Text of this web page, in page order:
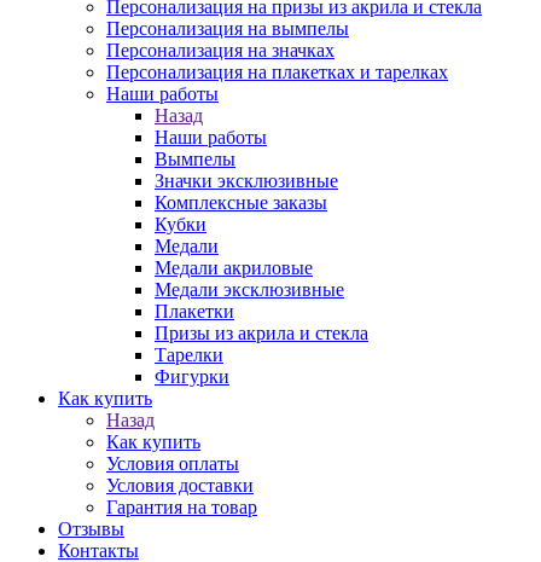
Персонализация на призы из акрила и стекла
Персонализация на вымпелы
Персонализация на значках
Персонализация на плакетках и тарелках
Наши работы
Назад
Наши работы
Вымпелы
Значки эксклюзивные
Комплексные заказы
Кубки
Медали
Медали акриловые
Медали эксклюзивные
Плакетки
Призы из акрила и стекла
Тарелки
Фигурки
Как купить
Назад
Как купить
Условия оплаты
Условия доставки
Гарантия на товар
Отзывы
Контакты